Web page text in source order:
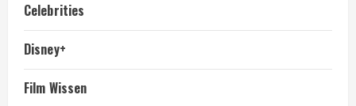
Celebrities
Disney+
Film Wissen